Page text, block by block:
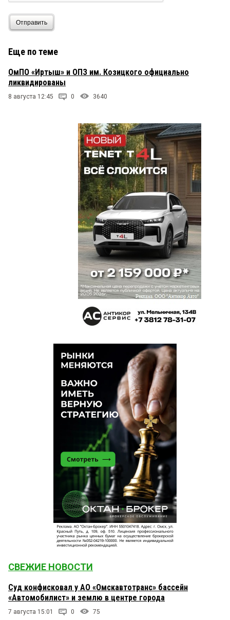
Отправить
Еще по теме
ОмПО «Иртыш» и ОПЗ им. Козицкого официально
ликвидированы
8 августа 12:45 0 3640
СВЕЖИЕ НОВОСТИ
Суд конфисковал у АО «Омскавтотранс» бассейн
«Автомобилист» и землю в центре города
7 августа 15:01 0 75